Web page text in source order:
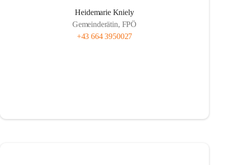
Heidemarie Kniely
Gemeinderätin, FPÖ
+43 664 3950027